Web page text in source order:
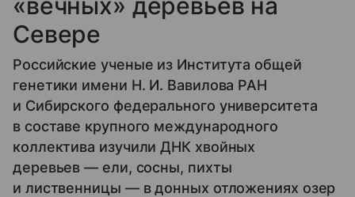
Севере
Российские ученые из Института общей
генетики имени Н. И. Вавилова РАН
и Сибирского федерального университета
в составе крупного международного
коллектива изучили ДНК хвойных
деревьев — ели, сосны, пихты
и лиственницы — в донных отложениях озер